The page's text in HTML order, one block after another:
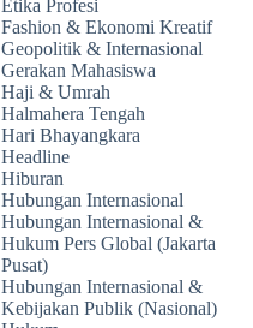
Etika Profesi
Fashion & Ekonomi Kreatif
Geopolitik & Internasional
Gerakan Mahasiswa
Haji & Umrah
Halmahera Tengah
Hari Bhayangkara
Headline
Hiburan
Hubungan Internasional
Hubungan Internasional &
Hukum Pers Global (Jakarta
Pusat)
Hubungan Internasional &
Kebijakan Publik (Nasional)